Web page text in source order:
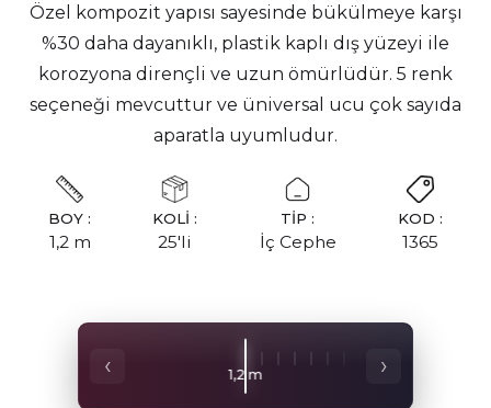
Özel kompozit yapısı sayesinde bükülmeye karşı
%30 daha dayanıklı, plastik kaplı dış yüzeyi ile
korozyona dirençli ve uzun ömürlüdür. 5 renk
seçeneği mevcuttur ve üniversal ucu çok sayıda
aparatla uyumludur.
BOY :
1,2 m
KOLİ :
25'li
TİP :
İç Cephe
KOD :
1365
‹ 1,2 m 1,5 m
›